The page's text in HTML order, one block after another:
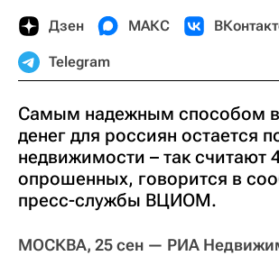
Дзен МАКС
Telegram
Самым надежным способом
денег для россиян остается
недвижимости – так считают
опрошенных, говорится в
пресс-службы ВЦИОМ.
МОСКВА, 25 сен — РИА